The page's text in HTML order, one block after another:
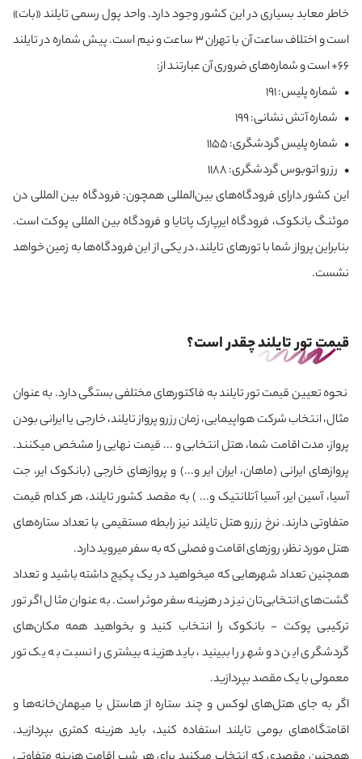
خاطر معابد بسیاری در این کشور وجود دارد. واحد پول رسمی تایلند «بات»
است و اختلاف ساعت آن با تهران 3 ساعت و نیم است. پیش شماره در تایلند
66+ است و شماره‌های ضروری آن عبارتند از:
• شماره پلیس: 191
• شماره آتش ‌نشانی: 199
• شماره پلیس گردشگری: 1155
• رزرو اتوبوس گردشگری: 1188
این کشور دارای فرودگاه‌های بین‌المللی همچون: فرودگاه بین ‌المللی دن
موئنگ بانکوک، فرودگاه ایرپارک پاتایا و فرودگاه بین ‌المللی پوکت است.
بنابراین پرواز شما با تورهای تایلند، در یکی از این فرودگاه‌ها به زمین خواهد
نشست.
قیمت تور تایلند چقدر است؟
نحوه تعیین قیمت تور تایلند به فاکتورهای مختلفی بستگی دارد. به عنوان
مثال، انتخاب شرکت هواپیمایی، زمان رزرو پرواز تایلند، خارجی یا ایرانی بودن
پرواز، مدت اقامت شما، هتل انتخابی و ... قیمت نهایی را مشخص می‎کنند.
پروازهای ایرانی (ماهان، ایران ایر و...) و پروازهای خارجی (بانکوک ایر، جت
آسیا، آسین ایر، آسیا آتلانتیک و... ) به مقصد کشور تایلند، هر کدام قیمت
متفاوتی دارند. نرخ رزرو هتل تایلند نیز رابطه مستقیمی با تعداد ستاره‌های
هتل مورد نظر، روزهای اقامت و فصلی که به سفر می‎روید دارد.
همچنین تعداد شهرهایی که می‎خواهید در یک پکیج داشته باشید و تعداد
گشت‌های انتخابی‌تان نیز در هزینه سفر موثر است. به عنوان مثال اگر تور
ترکیبی پوکت - بانکوک را انتخاب کنید و بخواهید همه مکان‌های
گردشگری این دو شهر را ببینید، باید هزینه بیشتری را نسبت به یک تور
معمولی با یک مقصد بپردازید.
اگر به جای هتل‌های لوکس و چند ستاره از هاستل یا میهمان‌خانه‌ها و
اقامتگاه‌های بومی تایلند استفاده کنید، باید هزینه کمتری بپردازید.